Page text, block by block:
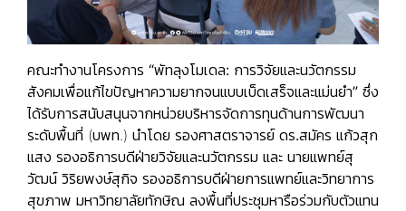
คณะทำงานโครงการ “พัทลุงโมเดล: การวิจัยและนวัตกรรม
สังคมเพื่อแก้ไขปัญหาความยากจนแบบเบ็ดเสร็จและแม่นยำ” ซึ่ง
ได้รับการสนับสนุนจากหน่วยบริหารจัดการทุนด้านการพัฒนา
ระดับพื้นที่ (บพท.) นำโดย รองศาสตราจารย์ ดร.สมัคร แก้วสุก
แสง รองอธิการบดีฝ่ายวิจัยและนวัตกรรม และ นายแพทย์สุ
วัฒน์ วิริยพงษ์สุกิจ รองอธิการบดีฝ่ายการแพทย์และวิทยาการ
สุขภาพ มหาวิทยาลัยทักษิณ ลงพื้นที่ประชุมหารือร่วมกับตัวแทน